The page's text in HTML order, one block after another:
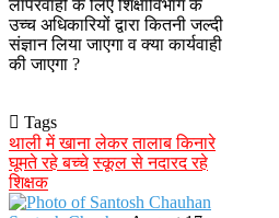
लापरवाही के लिए शिक्षाविभाग के
उच्च अधिकारियों द्वारा कितनी जल्दी
संज्ञान लिया जाएगा व क्या कार्यवाही
की जाएगा ?
Tags
थाली में खाना लेकर तालाब किनारे
घूमते रहे बच्चे स्कूल से नदारद रहे
शिक्षक